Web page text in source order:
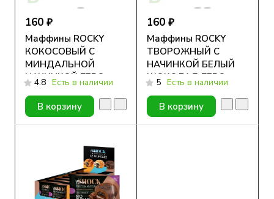
160 ₽
Маффины ROCKY
КОКОСОВЫЙ С
МИНДАЛЬНОЙ
НАЧИНКОЙ ZERO
55гр.New
4.8 Есть в наличии
В корзину
160 ₽
Маффины ROCKY
ТВОРОЖНЫЙ С
НАЧИНКОЙ БЕЛЫЙ
ШОКОЛАД ZERO
55гр.New
5 Есть в наличии
В корзину